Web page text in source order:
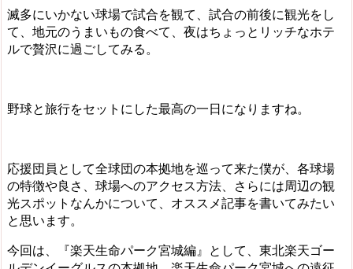
滅多にいかない球場で試合を観て、試合の前後に観光をし
て、地元のうまいもの食べて、夜はちょっとリッチなホテ
ルで贅沢に過ごしてみる。
野球と旅行をセットにした最高の一日になりますね。
応援団員として全球団の本拠地を巡って来た僕が、各球場
の特徴や良さ、球場へのアクセス方法、さらには周辺の観
光スポットなんかについて、オススメ記事を書いてみたい
と思います。
今回は、『楽天生命パーク宮城編』として、東北楽天ゴー